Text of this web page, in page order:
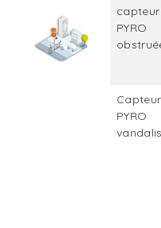
capteur
PYRO
Capteur
PYRO